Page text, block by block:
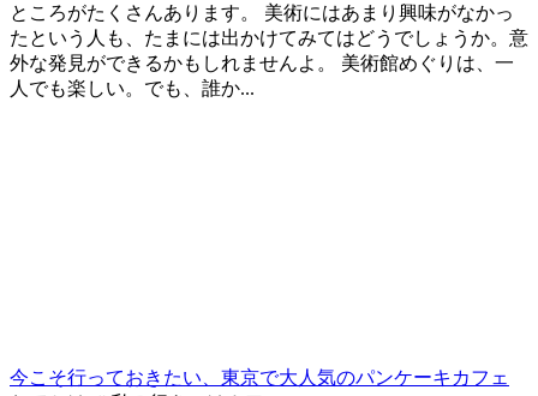
ところがたくさんあります。 美術にはあまり興味がなかっ
たという人も、たまには出かけてみてはどうでしょうか。意
外な発見ができるかもしれませんよ。 美術館めぐりは、一
人でも楽しい。でも、誰か...
今こそ行っておきたい、東京で大人気のパンケーキカフェ